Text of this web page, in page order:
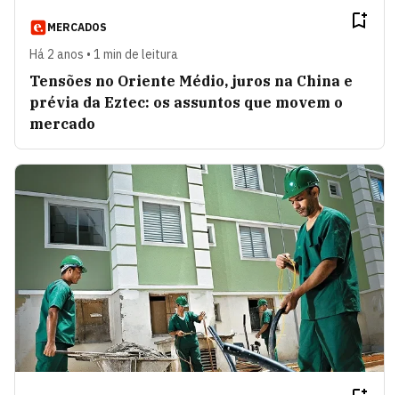
MERCADOS
Há 2 anos • 1 min de leitura
Tensões no Oriente Médio, juros na China e
prévia da Eztec: os assuntos que movem o
mercado